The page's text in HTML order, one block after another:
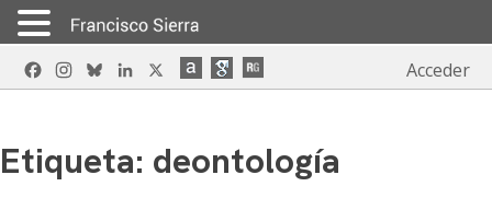
Skip
to
FacebookInstagram
BlueskyLinkedIn Acceder
Etiqueta: deontología